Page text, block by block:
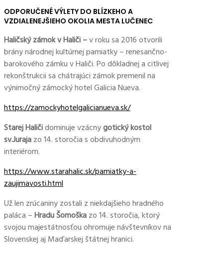
ODPORUČENÉ VÝLETY DO BLÍZKEHO A
VZDIALENEJŠIEHO OKOLIA MESTA LUČENEC
Haličský zámok v Haliči –v roku sa 2016 otvorili
brány národnej kultúrnej pamiatky – renesančno-
barokového zámku v Haliči. Po dôkladnej a citlivej
rekonštrukcii sa chátrajúci zámok premenil na
výnimočný zámocký hotel Galicia Nueva.
https://zamockyhotelgalicianueva.sk/
Starej Haličidominuje vzácnygotický kostol
sv.Jurajazo 14. storočia s obdivuhodným
interiérom.
https://www.starahalic.sk/pamiatky-a-
zaujimavosti.html
Už len zrúcaniny zostali z niekdajšieho hradného
paláca –Hradu Šomoškazo 14. storočia, ktorý
svojou majestátnosťou ohromuje návštevníkov na
Slovenskej aj Maďarskej štátnej hranici.